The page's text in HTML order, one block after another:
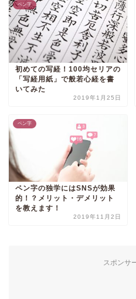
ペン字
初めての写経！100均セリアの
「写経用紙」で般若心経を書
いてみた
2019年1月25日
ペン字
ペン字の独学にはSNSが効果
的！？メリット・デメリット
を教えます！
2019年11月2日
スポンサ